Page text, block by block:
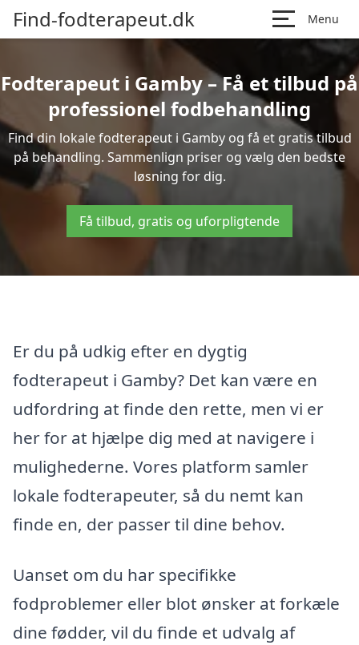
Find-fodterapeut.dk Menu
Fodterapeut i Gamby – Få et tilbud på
professionel fodbehandling
Find din lokale fodterapeut i Gamby og få et gratis tilbud
på behandling. Sammenlign priser og vælg den bedste
løsning for dig.
Få tilbud, gratis og uforpligtende
Er du på udkig efter en dygtig
fodterapeut i Gamby? Det kan være en
udfordring at finde den rette, men vi er
her for at hjælpe dig med at navigere i
mulighederne. Vores platform samler
lokale fodterapeuter, så du nemt kan
finde en, der passer til dine behov.
Uanset om du har specifikke
fodproblemer eller blot ønsker at forkæle
dine fødder, vil du finde et udvalg af